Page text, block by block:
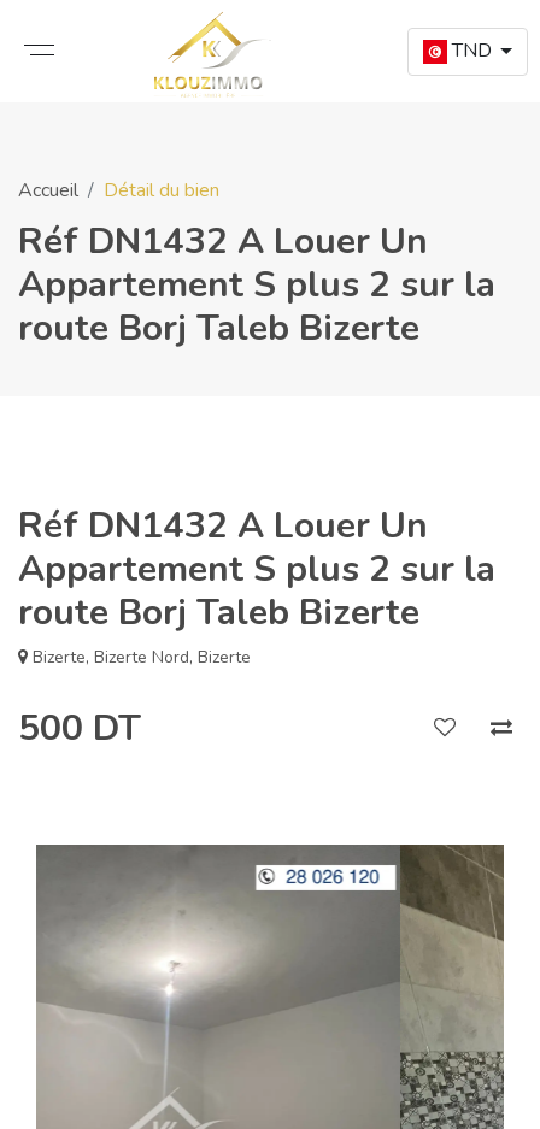
TND
Accueil Détail du bien
Réf DN1432 A Louer Un
Appartement S plus 2 sur la
route Borj Taleb Bizerte
Réf DN1432 A Louer Un
Appartement S plus 2 sur la
route Borj Taleb Bizerte
Bizerte, Bizerte Nord, Bizerte
500 DT